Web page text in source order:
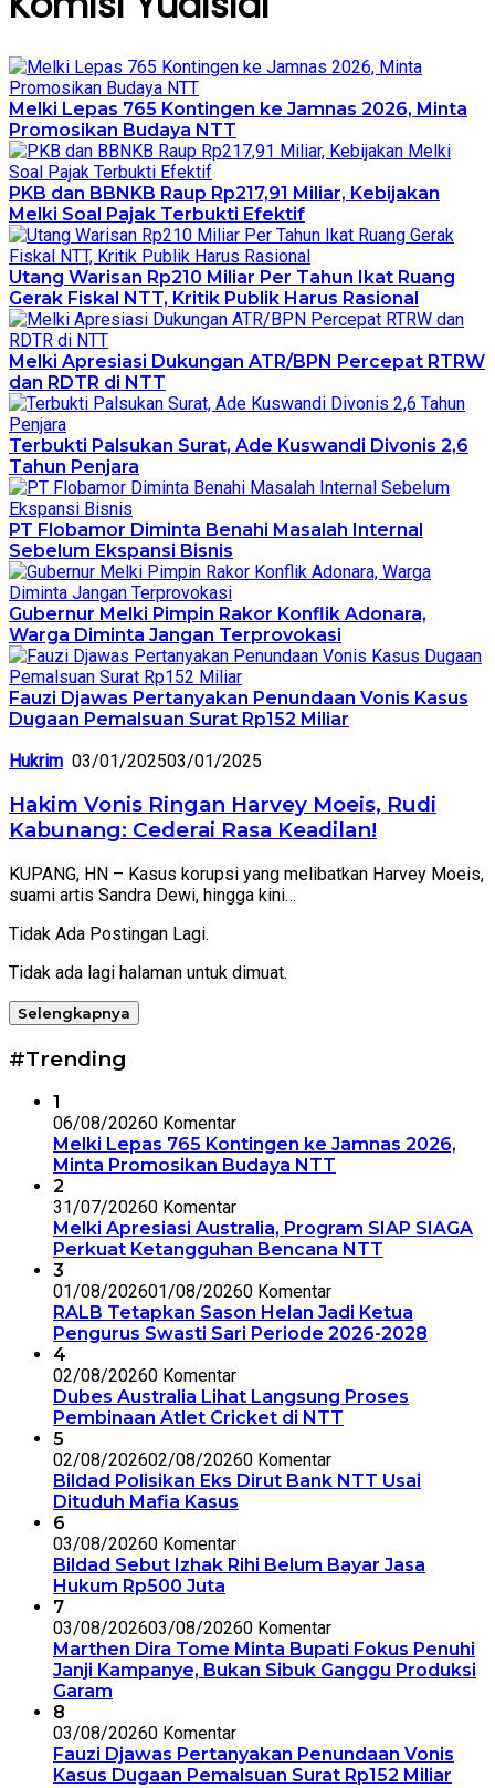
Melki Lepas 765 Kontingen ke Jamnas 2026, Minta
Promosikan Budaya NTT
PKB dan BBNKB Raup Rp217,91 Miliar, Kebijakan
Melki Soal Pajak Terbukti Efektif
Utang Warisan Rp210 Miliar Per Tahun Ikat Ruang
Gerak Fiskal NTT, Kritik Publik Harus Rasional
Melki Apresiasi Dukungan ATR/BPN Percepat RTRW
dan RDTR di NTT
Terbukti Palsukan Surat, Ade Kuswandi Divonis 2,6
Tahun Penjara
PT Flobamor Diminta Benahi Masalah Internal
Sebelum Ekspansi Bisnis
Gubernur Melki Pimpin Rakor Konflik Adonara,
Warga Diminta Jangan Terprovokasi
Fauzi Djawas Pertanyakan Penundaan Vonis Kasus
Dugaan Pemalsuan Surat Rp152 Miliar
Hukrim 03/01/202503/01/2025
Hakim Vonis Ringan Harvey Moeis, Rudi
Kabunang: Cederai Rasa Keadilan!
KUPANG, HN – Kasus korupsi yang melibatkan Harvey Moeis,
suami artis Sandra Dewi, hingga kini…
Tidak Ada Postingan Lagi.
Tidak ada lagi halaman untuk dimuat.
Selengkapnya
#Trending
1
06/08/20260 Komentar
Melki Lepas 765 Kontingen ke Jamnas 2026,
Minta Promosikan Budaya NTT
2
31/07/20260 Komentar
Melki Apresiasi Australia, Program SIAP SIAGA
Perkuat Ketangguhan Bencana NTT
3
01/08/202601/08/20260 Komentar
RALB Tetapkan Sason Helan Jadi Ketua
Pengurus Swasti Sari Periode 2026-2028
4
02/08/20260 Komentar
Dubes Australia Lihat Langsung Proses
Pembinaan Atlet Cricket di NTT
5
02/08/202602/08/20260 Komentar
Bildad Polisikan Eks Dirut Bank NTT Usai
Dituduh Mafia Kasus
6
03/08/20260 Komentar
Bildad Sebut Izhak Rihi Belum Bayar Jasa
Hukum Rp500 Juta
7
03/08/202603/08/20260 Komentar
Marthen Dira Tome Minta Bupati Fokus Penuhi
Janji Kampanye, Bukan Sibuk Ganggu Produksi
Garam
8
03/08/20260 Komentar
Fauzi Djawas Pertanyakan Penundaan Vonis
Kasus Dugaan Pemalsuan Surat Rp152 Miliar